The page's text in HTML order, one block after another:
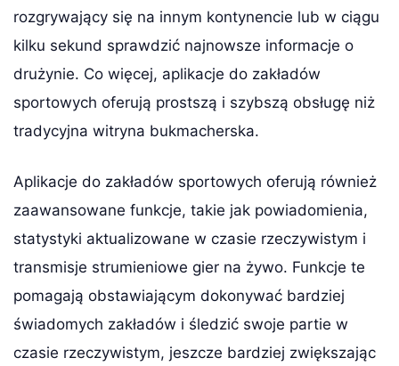
rozgrywający się na innym kontynencie lub w ciągu
kilku sekund sprawdzić najnowsze informacje o
drużynie. Co więcej, aplikacje do zakładów
sportowych oferują prostszą i szybszą obsługę niż
tradycyjna witryna bukmacherska.
Aplikacje do zakładów sportowych oferują również
zaawansowane funkcje, takie jak powiadomienia,
statystyki aktualizowane w czasie rzeczywistym i
transmisje strumieniowe gier na żywo. Funkcje te
pomagają obstawiającym dokonywać bardziej
świadomych zakładów i śledzić swoje partie w
czasie rzeczywistym, jeszcze bardziej zwiększając